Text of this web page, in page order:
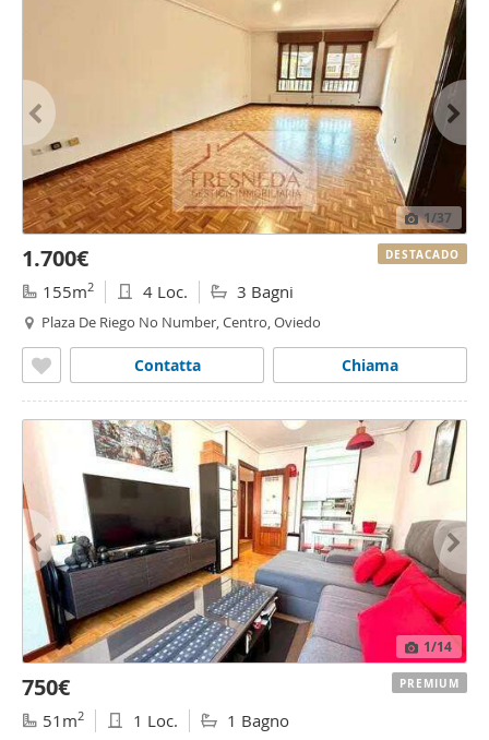
1/37
1.700€
155m2 4 Loc. 3 Bagni
Plaza De Riego No Number, Centro, Oviedo
Chiama
Contatta
DESTACADO
1/14
750€
51m2 1 Loc. 1 Bagno
PREMIUM